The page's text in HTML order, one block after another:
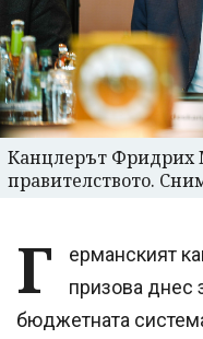
Канцлерът Фридрих
правителството.
Г
ерманският
призова днес
бюджетната